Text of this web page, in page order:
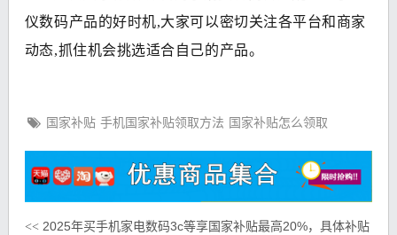
仪数码产品的好时机,大家可以密切关注各平台和商家
动态,抓住机会挑选适合自己的产品。
国家补贴 手机国家补贴领取方法 国家补贴怎么领取
<<2025年买手机家电数码3c等享国家补贴最高20%，具体补贴